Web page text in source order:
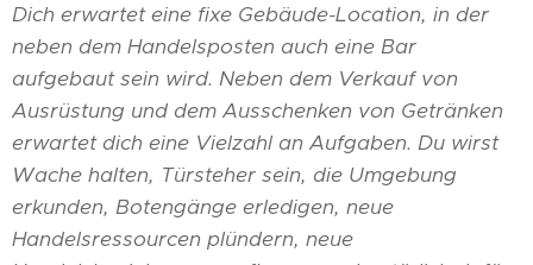
Dich erwartet eine fixe Gebäude-Location, in der
neben dem Handelsposten auch eine Bar
aufgebaut sein wird. Neben dem Verkauf von
Ausrüstung und dem Ausschenken von Getränken
erwartet dich eine Vielzahl an Aufgaben. Du wirst
Wache halten, Türsteher sein, die Umgebung
erkunden, Botengänge erledigen, neue
Handelsressourcen plündern, neue